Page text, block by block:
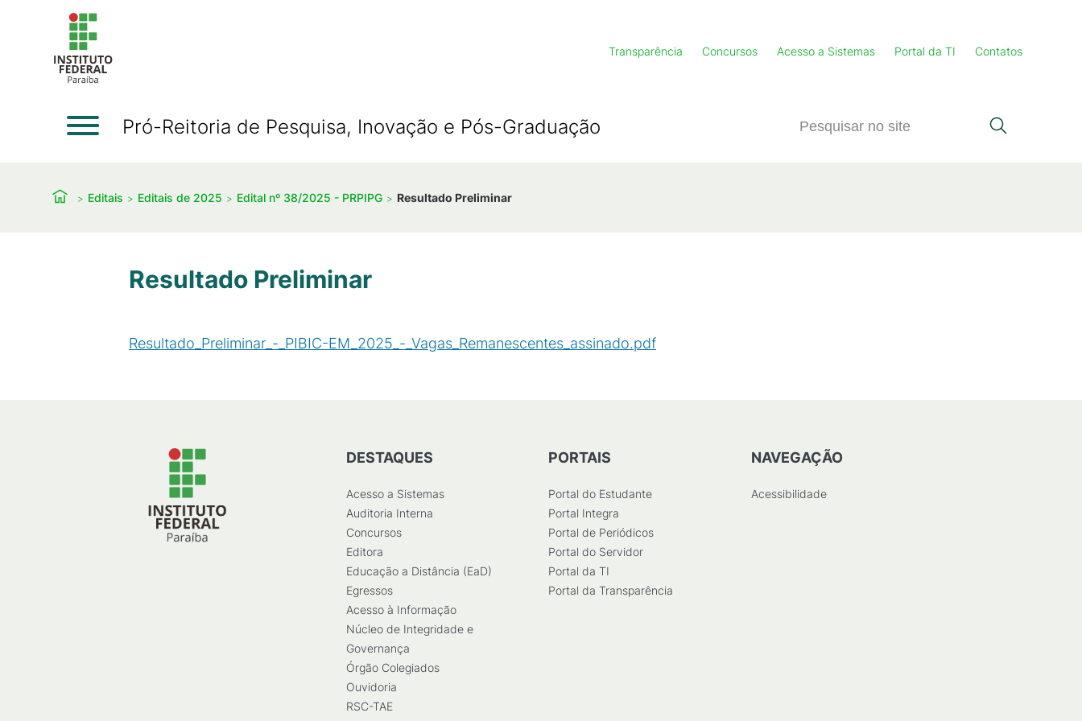
Transparência Concursos Acesso a Sistemas Portal da TI Contatos
Pró-Reitoria de Pesquisa, Inovação e Pós-Graduação
Editais Editais de 2025 Edital nº 38/2025 - PRPIPG Resultado Preliminar
Resultado Preliminar
Resultado_Preliminar_-_PIBIC-EM_2025_-_Vagas_Remanescentes_assinado.pdf
DESTAQUES
Acesso a Sistemas
Auditoria Interna
Concursos
Editora
Educação a Distância (EaD)
Egressos
Acesso à Informação
Núcleo de Integridade e
Governança
Órgão Colegiados
Ouvidoria
RSC-TAE
PORTAIS
Portal do Estudante
Portal Integra
Portal de Periódicos
Portal do Servidor
Portal da TI
Portal da Transparência
NAVEGAÇÃO
Acessibilidade